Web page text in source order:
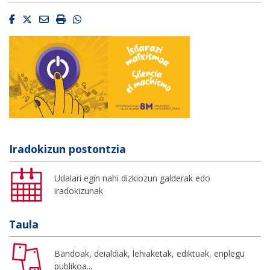
Facebook
Twitter
EmailImprimirWhatsapp
Iradokizun postontzia
Udalari egin nahi dizkiozun galderak edo
iradokizunak
Taula
Bandoak, deialdiak, lehiaketak, ediktuak, enplegu
publikoa...